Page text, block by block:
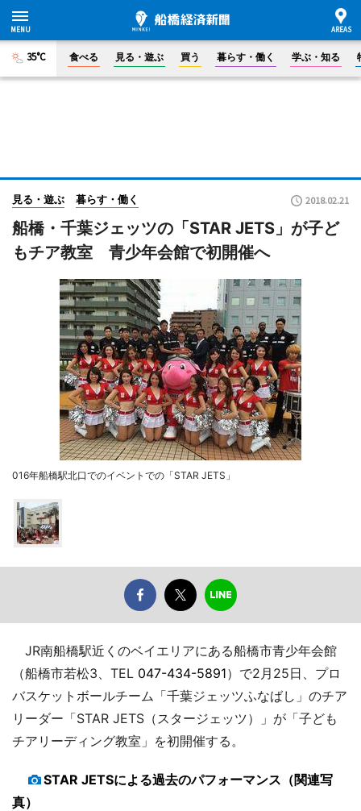
35°C 食べる 見る・遊ぶ 買う 暮らす・働く 学ぶ・知る
見る・遊ぶ 暮らす・働く 2018.02.21
船橋・千葉ジェッツの「STAR JETS」が子ど
もチア教室 青少年会館で初開催へ
016年船橋駅北口でのイベントでの「STAR JETS」
JR南船橋駅近くのベイエリアにある船橋市青少年会館
（船橋市若松3、TEL 047-434-5891）で2月25日、プロ
バスケットボールチーム「千葉ジェッツふなばし」のチア
リーダー「STAR JETS（スタージェッツ）」が「子ども
チアリーディング教室」を初開催する。
STAR JETSによる過去のパフォーマンス（関連写
真）